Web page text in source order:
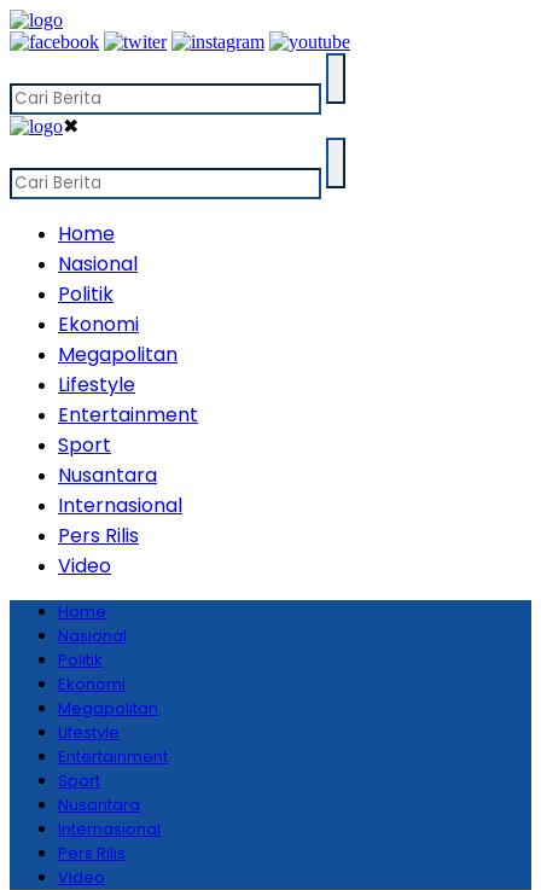
✖
Home
Nasional
Politik
Ekonomi
Megapolitan
Lifestyle
Entertainment
Sport
Nusantara
Internasional
Pers Rilis
Video
Home
Nasional
Politik
Ekonomi
Megapolitan
Lifestyle
Entertainment
Sport
Nusantara
Internasional
Pers Rilis
Video